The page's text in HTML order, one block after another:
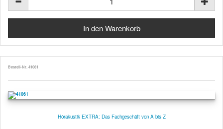
Bestell-Nr. 41061
Hörakustik EXTRA: Das Fachgeschäft von A bis Z